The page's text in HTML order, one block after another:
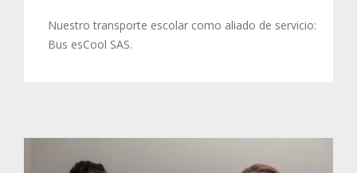
Nuestro transporte escolar como aliado de servicio:
Bus esCool SAS.